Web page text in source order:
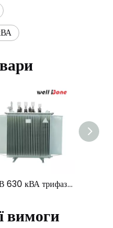
10 кВ 250 кВА трифазний розподільний трансформатор із низькими втратами
вимоги